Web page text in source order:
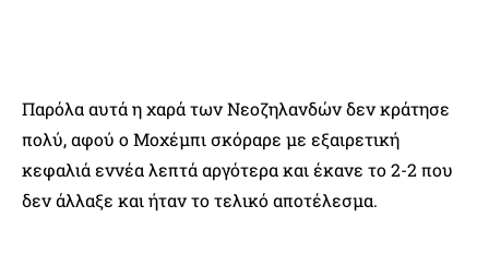
Παρόλα αυτά η χαρά των Νεοζηλανδών δεν κράτησε
πολύ, αφού ο Μοχέμπι σκόραρε με εξαιρετική
κεφαλιά εννέα λεπτά αργότερα και έκανε το 2-2 που
δεν άλλαξε και ήταν το τελικό αποτέλεσμα.